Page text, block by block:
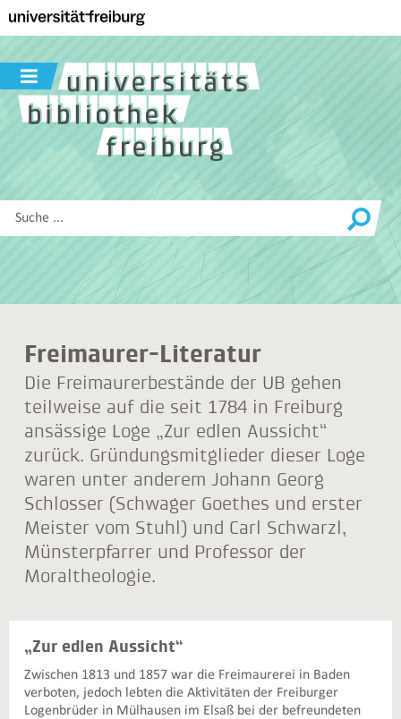
Hauptnavigation
Seite
Zum
Hauptinhalt
dieser
Suche
Navigation
ein-
/
ausblenden
Website
Freimaurer-Literatur
Die Freimaurerbestände der UB gehen
teilweise auf die seit 1784 in Freiburg
ansässige Loge „Zur edlen Aussicht“
zurück. Gründungsmitglieder dieser Loge
waren unter anderem Johann Georg
Schlosser (Schwager Goethes und erster
Meister vom Stuhl) und Carl Schwarzl,
Münsterpfarrer und Professor der
Moraltheologie.
„Zur edlen Aussicht“
Zwischen 1813 und 1857 war die Freimaurerei in Baden
verboten, jedoch lebten die Aktivitäten der Freiburger
Logenbrüder in Mülhausen im Elsaß bei der befreundeten